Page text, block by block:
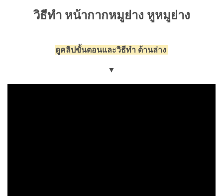
วิธีทำ หน้ากากหมูย่าง หูหมูย่าง
ดูคลิปขั้นตอนและวิธีทำ ด้านล่าง
▼